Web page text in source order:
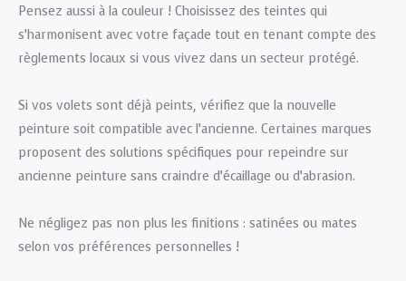
Pensez aussi à la couleur ! Choisissez des teintes qui
s’harmonisent avec votre façade tout en tenant compte des
règlements locaux si vous vivez dans un secteur protégé.
Si vos volets sont déjà peints, vérifiez que la nouvelle
peinture soit compatible avec l’ancienne. Certaines marques
proposent des solutions spécifiques pour repeindre sur
ancienne peinture sans craindre d’écaillage ou d’abrasion.
Ne négligez pas non plus les finitions : satinées ou mates
selon vos préférences personnelles !